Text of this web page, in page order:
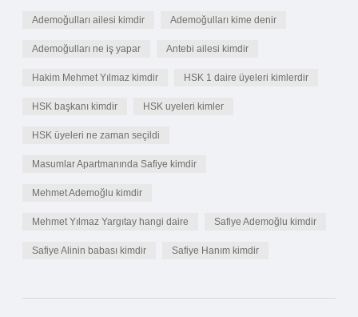
Ademoğulları ailesi kimdir Ademoğulları kime denir
Ademoğulları ne iş yapar Antebi ailesi kimdir
Hakim Mehmet Yılmaz kimdir HSK 1 daire üyeleri kimlerdir
HSK başkanı kimdir HSK uyeleri kimler
HSK üyeleri ne zaman seçildi
Masumlar Apartmanında Safiye kimdir
Mehmet Ademoğlu kimdir
Mehmet Yılmaz Yargıtay hangi daire Safiye Ademoğlu kimdir
Safiye Alinin babası kimdir Safiye Hanım kimdir